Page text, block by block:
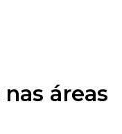
áreas